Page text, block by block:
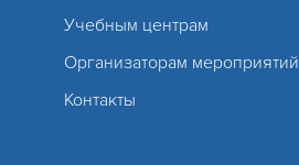
Учебным центрам
Организаторам мероприятий
Контакты